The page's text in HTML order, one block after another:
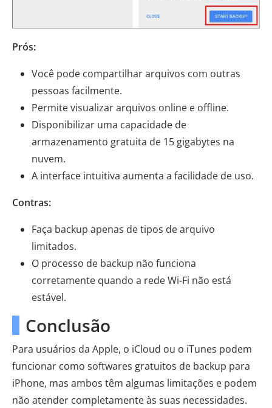
Prós:
Você pode compartilhar arquivos com outras
pessoas facilmente.
Permite visualizar arquivos online e offline.
Disponibilizar uma capacidade de
armazenamento gratuita de 15 gigabytes na
nuvem.
A interface intuitiva aumenta a facilidade de uso.
Contras:
Faça backup apenas de tipos de arquivo
limitados.
O processo de backup não funciona
corretamente quando a rede Wi-Fi não está
estável.
Conclusão
Para usuários da Apple, o iCloud ou o iTunes podem
funcionar como softwares gratuitos de backup para
iPhone, mas ambos têm algumas limitações e podem
não atender completamente às suas necessidades.